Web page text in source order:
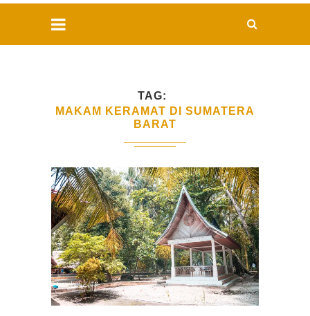
TAG
MAKAM KERAMAT DI SUMATERA
BARAT